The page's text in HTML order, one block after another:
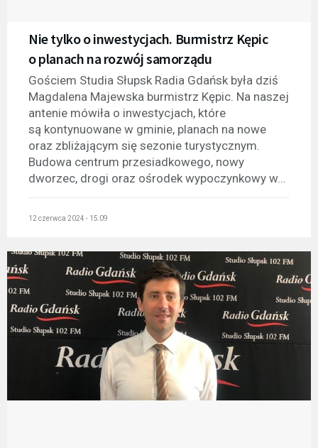
Nie tylko o inwestycjach. Burmistrz Kępic
o planach na rozwój samorządu
Gościem Studia Słupsk Radia Gdańsk była dziś
Magdalena Majewska burmistrz Kępic. Na naszej
antenie mówiła o inwestycjach, które
są kontynuowane w gminie, planach na nowe
oraz zbliżającym się sezonie turystycznym.
Budowa centrum przesiadkowego, nowy
dworzec, drogi oraz ośrodek wypoczynkowy w...
12 czerwca 2024 - 15:09